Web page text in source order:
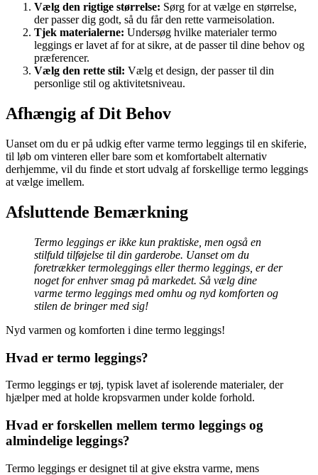
Vælg den rigtige størrelse: Sørg for at vælge en størrelse,
der passer dig godt, så du får den rette varmeisolation.
Tjek materialerne: Undersøg hvilke materialer termo
leggings er lavet af for at sikre, at de passer til dine behov og
præferencer.
Vælg den rette stil: Vælg et design, der passer til din
personlige stil og aktivitetsniveau.
Afhængig af Dit Behov
Uanset om du er på udkig efter varme termo leggings til en skiferie,
til løb om vinteren eller bare som et komfortabelt alternativ
derhjemme, vil du finde et stort udvalg af forskellige termo leggings
at vælge imellem.
Afsluttende Bemærkning
Termo leggings er ikke kun praktiske, men også en
stilfuld tilføjelse til din garderobe. Uanset om du
foretrækker termoleggings eller thermo leggings, er der
noget for enhver smag på markedet. Så vælg dine
varme termo leggings med omhu og nyd komforten og
stilen de bringer med sig!
Nyd varmen og komforten i dine termo leggings!
Hvad er termo leggings?
Termo leggings er tøj, typisk lavet af isolerende materialer, der
hjælper med at holde kropsvarmen under kolde forhold.
Hvad er forskellen mellem termo leggings og
almindelige leggings?
Termo leggings er designet til at give ekstra varme, mens